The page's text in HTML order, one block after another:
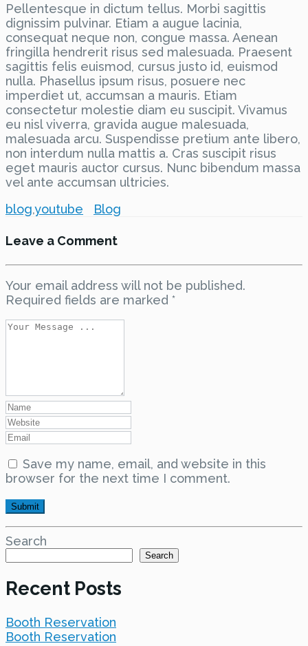
Pellentesque in dictum tellus. Morbi sagittis
dignissim pulvinar. Etiam a augue lacinia,
consequat neque non, congue massa. Aenean
fringilla hendrerit risus sed malesuada. Praesent
sagittis felis euismod, cursus justo id, euismod
nulla. Phasellus ipsum risus, posuere nec
imperdiet ut, accumsan a mauris. Etiam
consectetur molestie diam eu suscipit. Vivamus
eu nisl viverra, gravida augue malesuada,
malesuada arcu. Suspendisse pretium ante libero,
non interdum nulla mattis a. Cras suscipit risus
eget mauris auctor cursus. Nunc bibendum massa
vel ante accumsan ultricies.
blog,youtube Blog
Leave a Comment
Your email address will not be published.
Required fields are marked *
Save my name, email, and website in this
browser for the next time I comment.
Search
Search
Recent Posts
Booth Reservation
Booth Reservation